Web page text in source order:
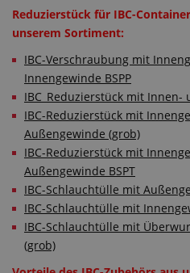
Reduzierstück für IBC-
unserem Sortiment:
IBC-Verschraubung mit
Innengewinde BSPP
IBC_Reduzierstück mit
IBC-Reduzierstück mit
Außengewinde (grob)
IBC-Reduzierstück mit
Außengewinde BSPT
IBC-Schlauchtülle mit
IBC-Schlauchtülle mit
IBC-Schlauchtülle mit
(grob)